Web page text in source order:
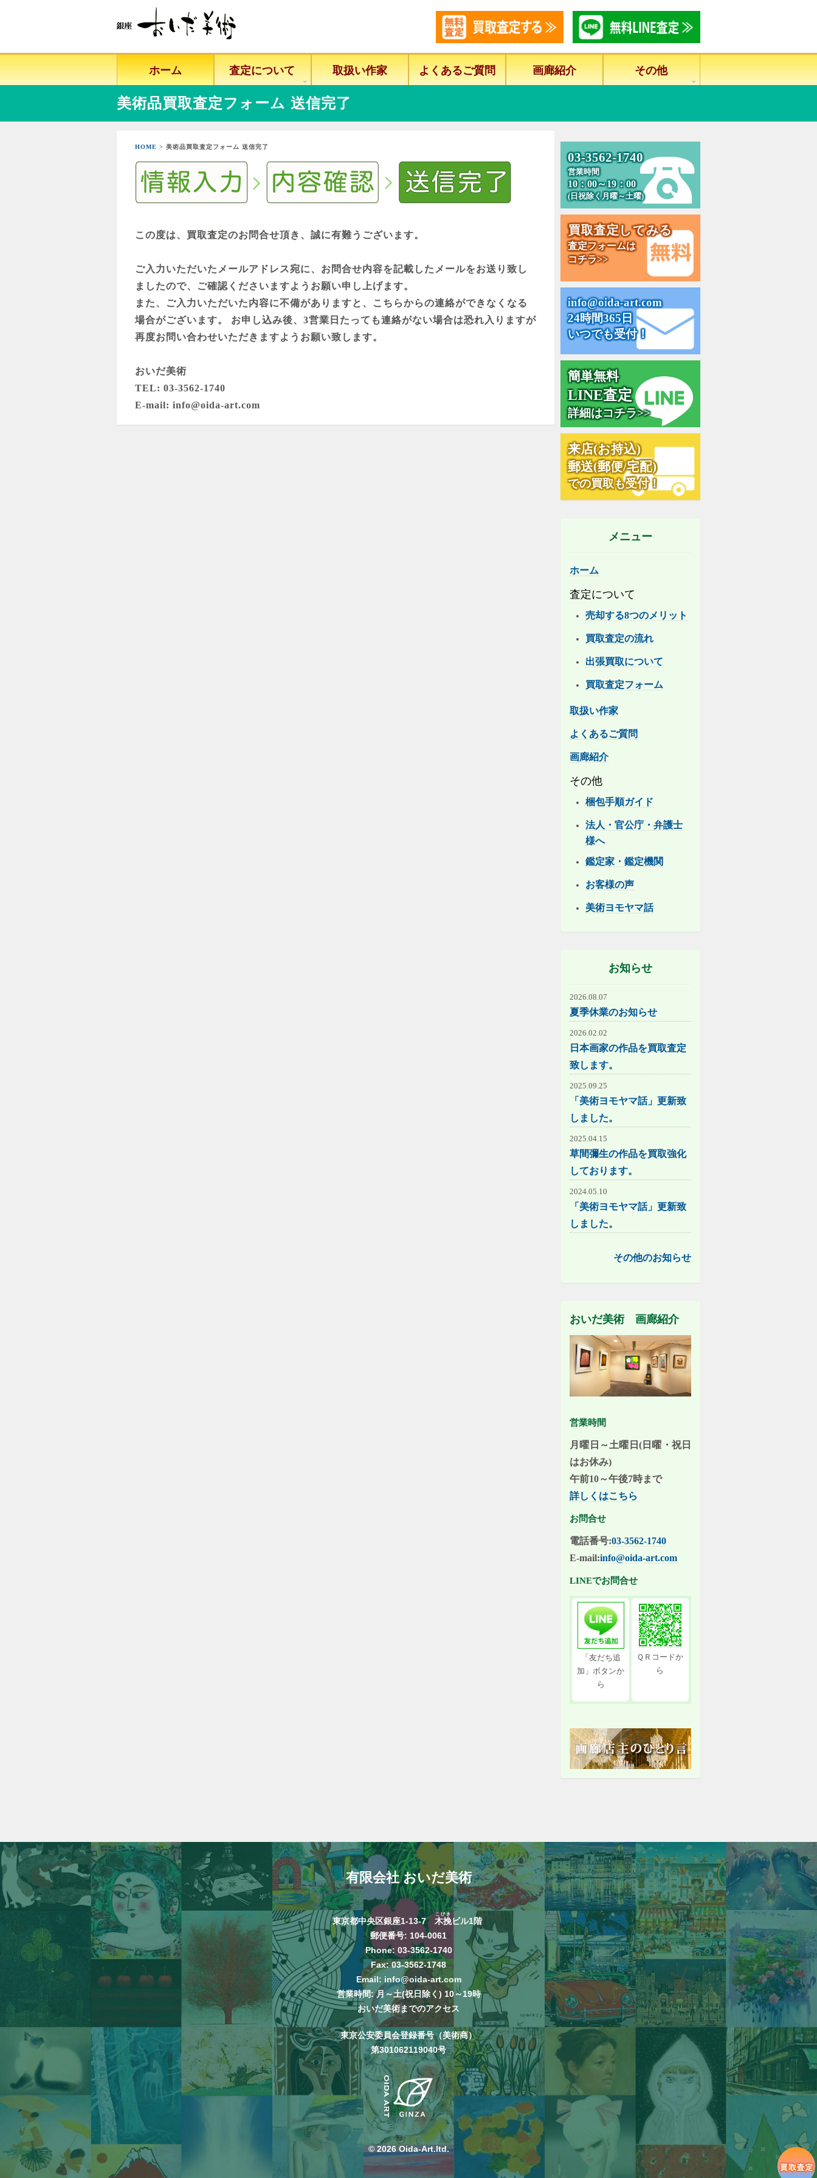
ホーム 査定について 取扱い作家 よくあるご質問 画廊紹介 その他
美術品買取査定フォーム 送信完了
HOME > 美術品買取査定フォーム 送信完了
この度は、買取査定のお問合せ頂き、誠に有難うございます。
ご入力いただいたメールアドレス宛に、お問合せ内容を記載したメールをお送り致し
ましたので、ご確認くださいますようお願い申し上げます。
また、ご入力いただいた内容に不備がありますと、こちらからの連絡ができなくなる
場合がございます。 お申し込み後、3営業日たっても連絡がない場合は恐れ入りますが
再度お問い合わせいただきますようお願い致します。
おいだ美術
TEL: 03-3562-1740
E-mail: info@oida-art.com
03-3562-1740
営業時間
10：00～19：00
(日祝除く月曜～土曜)
買取査定してみる
査定フォームは
コチラ>>
info@oida-art.com
24時間365日
いつでも受付！
簡単無料
LINE査定
詳細はコチラ>>
来店(お持込)
郵送(郵便/宅配)
での買取も受付！
メニュー
ホーム
査定について
売却する8つのメリット
買取査定の流れ
出張買取について
買取査定フォーム
取扱い作家
よくあるご質問
画廊紹介
その他
梱包手順ガイド
法人・官公庁・弁護士
様へ
鑑定家・鑑定機関
お客様の声
美術ヨモヤマ話
お知らせ
2026.08.07
夏季休業のお知らせ
2026.02.02
日本画家の作品を買取査定
致します。
2025.09.25
「美術ヨモヤマ話」更新致
しました。
2025.04.15
草間彌生の作品を買取強化
しております。
2024.05.10
「美術ヨモヤマ話」更新致
しました。
その他のお知らせ
おいだ美術 画廊紹介
営業時間
月曜日～土曜日(日曜・祝日
はお休み)
午前10～午後7時まで
詳しくはこちら
お問合せ
電話番号:03-3562-1740
E-mail:info@oida-art.com
LINEでお問合せ
「友だち追
加」ボタンか
ら
ＱＲコードか
ら
有限会社 おいだ美術
東京都中央区銀座1-13-7 木挽
こびき
ビル1階
郵便番号: 104-0061
Phone: 03-3562-1740
Fax: 03-3562-1748
Email: info@oida-art.com
営業時間: 月～土(祝日除く) 10～19時
おいだ美術までのアクセス
東京公安委員会登録番号（美術商）
第301062119040号
© 2026 Oida-Art.ltd.